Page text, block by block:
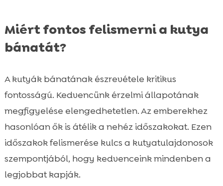
Miért fontos felismerni a kutya
bánatát?
A kutyák bánatának észrevétele kritikus
fontosságú. Kedvencünk érzelmi állapotának
megfigyelése elengedhetetlen. Az emberekhez
hasonlóan ők is átélik a nehéz időszakokat. Ezen
időszakok felismerése kulcs a kutyatulajdonosok
szempontjából, hogy kedvenceink mindenben a
legjobbat kapják.